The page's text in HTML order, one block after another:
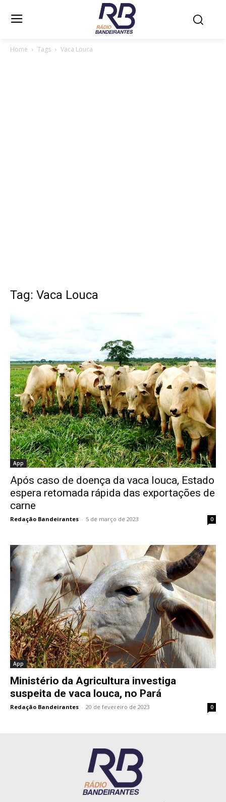
Home Tags Vaca Louca
Tag: Vaca Louca
App
Após caso de doença da vaca louca, Estado
espera retomada rápida das exportações de
carne
Redação Bandeirantes - 5 de março de 2023 0
App
Ministério da Agricultura investiga
suspeita de vaca louca, no Pará
Redação Bandeirantes - 20 de fevereiro de 2023 0